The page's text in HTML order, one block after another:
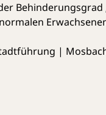
Behinderungsgrad
|